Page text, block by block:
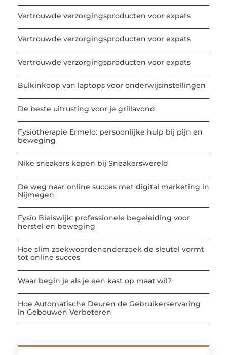
Vertrouwde verzorgingsproducten voor expats
Vertrouwde verzorgingsproducten voor expats
Vertrouwde verzorgingsproducten voor expats
Bulkinkoop van laptops voor onderwijsinstellingen
De beste uitrusting voor je grillavond
Fysiotherapie Ermelo: persoonlijke hulp bij pijn en
beweging
Nike sneakers kopen bij Sneakerswereld
De weg naar online succes met digital marketing in
Nijmegen
Fysio Bleiswijk: professionele begeleiding voor
herstel en beweging
Hoe slim zoekwoordenonderzoek de sleutel vormt
tot online succes
Waar begin je als je een kast op maat wil?
Hoe Automatische Deuren de Gebruikerservaring
in Gebouwen Verbeteren